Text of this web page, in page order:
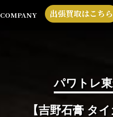
COMPANY 出張買取はこちら
パワトレ
【吉野石膏 タ